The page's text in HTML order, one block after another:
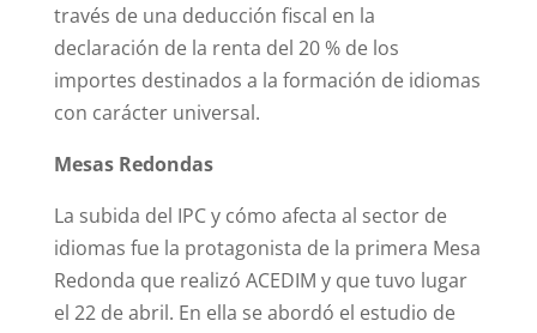
través de una deducción fiscal en la
declaración de la renta del 20 % de los
importes destinados a la formación de idiomas
con carácter universal.
Mesas Redondas
La subida del IPC y cómo afecta al sector de
idiomas fue la protagonista de la primera Mesa
Redonda que realizó ACEDIM y que tuvo lugar
el 22 de abril. En ella se abordó el estudio de